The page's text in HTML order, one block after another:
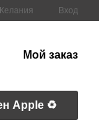
Вход
Мой заказ
Apple ♻️